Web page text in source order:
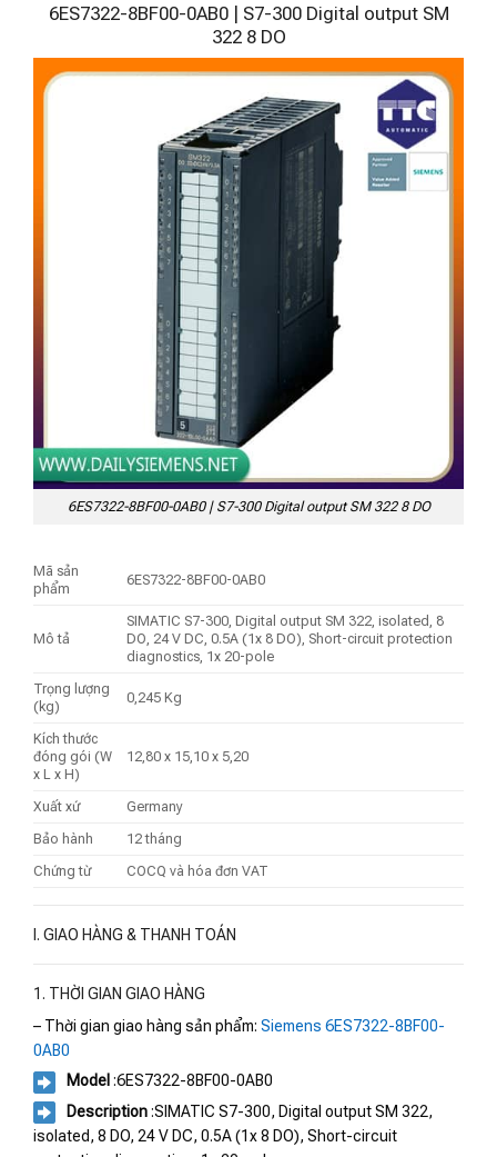
6ES7322-8BF00-0AB0 | S7-300 Digital output SM
322 8 DO
6ES7322-8BF00-0AB0 | S7-300 Digital output SM 322 8 DO
Mã sản
phẩm
6ES7322-8BF00-0AB0
Mô tả
SIMATIC S7-300, Digital output SM 322, isolated, 8
DO, 24 V DC, 0.5A (1x 8 DO), Short-circuit protection
diagnostics, 1x 20-pole
Trọng lượng
(kg)
0,245 Kg
Kích thước
đóng gói (W
x L x H)
12,80 x 15,10 x 5,20
Xuất xứ
Germany
Bảo hành
12 tháng
Chứng từ
COCQ và hóa đơn VAT
I. GIAO HÀNG & THANH TOÁN
1. THỜI GIAN GIAO HÀNG
– Thời gian giao hàng sản phẩm: Siemens 6ES7322-8BF00-
0AB0
Model :6ES7322-8BF00-0AB0
Description:SIMATIC S7-300, Digital output SM 322,
isolated, 8 DO, 24 V DC, 0.5A (1x 8 DO), Short-circuit